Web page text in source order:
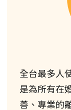
全台最多人
是為所有在
善、專業的